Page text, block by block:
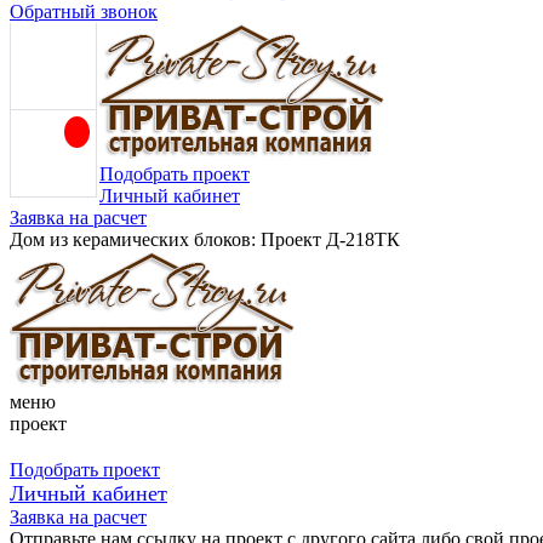
Обратный звонок
Подобрать проект
Личный кабинет
Заявка на расчет
Дом из керамических блоков: Проект Д-218ТК
меню
проект
Подобрать проект
Личный кабинет
Заявка на расчет
Отправьте нам ссылку на проект с другого сайта либо свой